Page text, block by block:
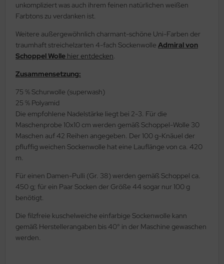
unkompliziert was auch ihrem feinen natürlichen weißen
Farbtons zu verdanken ist.
Weitere außergewöhnlich charmant-schöne Uni-Farben der
traumhaft streichelzarten 4-fach Sockenwolle Admiral von
Schoppel Wolle hier entdecken.
Zusammensetzung:
75 % Schurwolle (superwash)
25 % Polyamid
Die empfohlene Nadelstärke liegt bei 2-3. Für die
Maschenprobe 10x10 cm werden gemäß Schoppel-Wolle 30
Maschen auf 42 Reihen angegeben. Der 100 g-Knäuel der
pfluffig weichen Sockenwolle hat eine Lauflänge von ca. 420
m.
Für einen Damen-Pulli (Gr. 38) werden gemäß Schoppel ca.
450 g; für ein Paar Socken der Größe 44 sogar nur 100 g
benötigt.
Die filzfreie kuschelweiche einfarbige Sockenwolle kann
gemäß Herstellerangaben bis 40° in der Maschine gewaschen
werden.